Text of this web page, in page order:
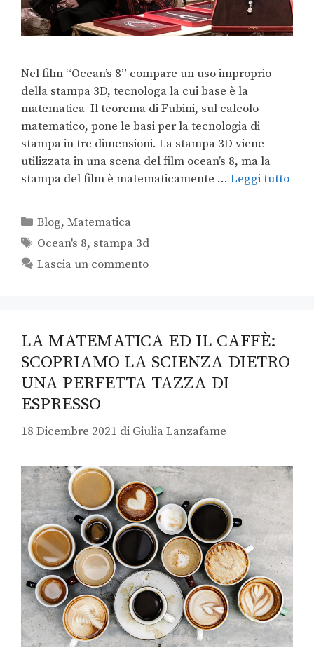
Nel film “Ocean’s 8” compare un uso improprio
della stampa 3D, tecnologa la cui base è la
matematica Il teorema di Fubini, sul calcolo
matematico, pone le basi per la tecnologia di
stampa in tre dimensioni. La stampa 3D viene
utilizzata in una scena del film ocean’s 8, ma la
stampa del film è matematicamente … Leggi tutto
Blog,Matematica
Ocean's 8, stampa 3d
Lascia un commento
LA MATEMATICA ED IL CAFFÈ:
SCOPRIAMO LA SCIENZA DIETRO
UNA PERFETTA TAZZA DI
ESPRESSO
18 Dicembre 2021 di Giulia Lanzafame